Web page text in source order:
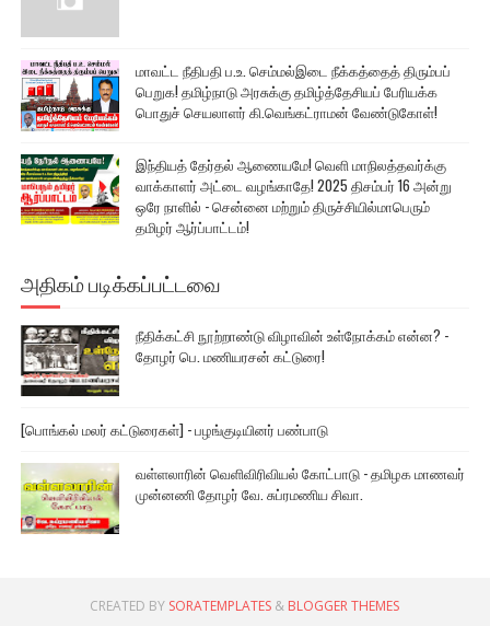
மாவட்ட நீதிபதி ப.உ. செம்மல்இடை நீக்கத்தைத் திரும்பப்
பெறுக! தமிழ்நாடு அரசுக்கு தமிழ்த்தேசியப் பேரியக்க
பொதுச் செயலாளர் கி.வெங்கட்ராமன் வேண்டுகோள்!
இந்தியத் தேர்தல் ஆணையமே! வெளி மாநிலத்தவர்க்கு
வாக்காளர் அட்டை வழங்காதே! 2025 திசம்பர் 16 அன்று
ஒரே நாளில் - சென்னை மற்றும் திருச்சியில்மாபெரும்
தமிழர் ஆர்ப்பாட்டம்!
அதிகம் படிக்கப்பட்டவை
நீதிக்கட்சி நூற்றாண்டு விழாவின் உள்நோக்கம் என்ன? -
தோழர் பெ. மணியரசன் கட்டுரை!
[பொங்கல் மலர் கட்டுரைகள்] - பழங்குடியினர் பண்பாடு
வள்ளலாரின் வெளிவிரிவியல் கோட்பாடு - தமிழக மாணவர்
முன்னணி தோழர் வே. சுப்ரமணிய சிவா.
CREATED BY SORATEMPLATES & BLOGGER THEMES